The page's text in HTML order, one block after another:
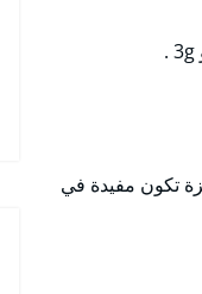
تكون مفيدة في